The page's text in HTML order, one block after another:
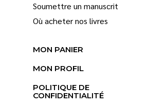
Soumettre un manuscrit
Où acheter nos livres
MON PANIER
MON PROFIL
POLITIQUE DE
CONFIDENTIALITÉ